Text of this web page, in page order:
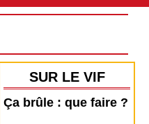
SUR LE VIF
Ça brûle : que faire ?